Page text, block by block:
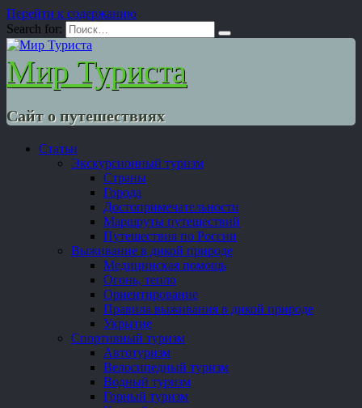
Перейти к содержанию
Search for:
Мир Туриста
Сайт о путешествиях
Статьи
Экскурсионный туризм
Страны
Города
Достопримечательности
Маршруты путешествий
Путешествия по России
Выживание в дикой природе
Медицинская помощь
Огонь, тепло
Ориентирование
Правила выживания в дикой природе
Укрытие
Спортивный туризм
Автотуризм
Велосипедный туризм
Водный туризм
Горный туризм